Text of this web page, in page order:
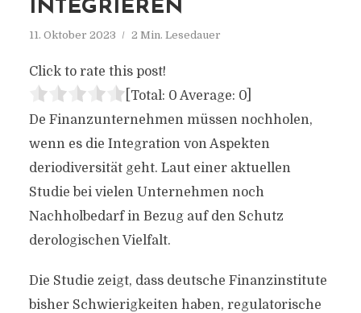
INTEGRIEREN
11. Oktober 2023 2 Min. Lesedauer
Click to rate this post!
[Total: 0 Average: 0]
De Finanzunternehmen müssen nochholen,
wenn es die Integration von Aspekten
deriodiversität geht. Laut einer aktuellen
Studie bei vielen Unternehmen noch
Nachholbedarf in Bezug auf den Schutz
derologischen Vielfalt.
Die Studie zeigt, dass deutsche Finanzinstitute
bisher Schwierigkeiten haben, regulatorische